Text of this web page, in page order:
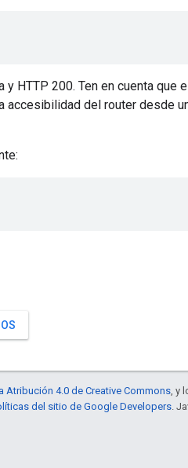
HTTP 200. Ten en cuenta que
accesibilidad del router desde
Atribución 4.0 de Creative Commons, y
del sitio de Google Developers.